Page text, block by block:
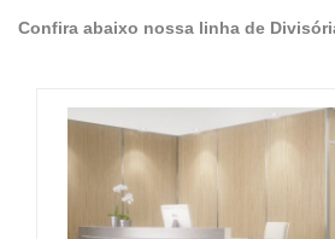
Fornecemos e instalamos as divisórias
fundação, nossa experiência sólida é
nossa mais alta qualidade, superando
de nossos clientes. Além disso, nossa
entrega e instalação das divisórias é
garantindo que os projetos sejam
estipulado, proporcionando tranquilidade
Confira abaixo nossa linha de